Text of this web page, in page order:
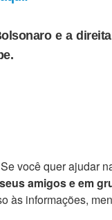
e a
você quer ajudar
amigos e em
às informações,